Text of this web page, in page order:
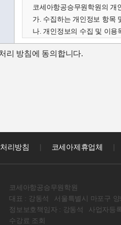
코세아항공승무원학원의 개
가. 수집하는 개인정보 항목
나. 개인정보의 수집 및 이용
다. 수집한 개인정보의 보유
가. 수집하는 개인정보 항목
- 성명, 이메일, 연락처, 출생
- 과정문의에 대한 학과담당
- 신규 서비스(강좌) 개발 및
원칙적으로 개인정보 수집
라. 코세아 정회원 컨텐츠관
원칙적으로 코세아학원 이
리 방침에 동의합니다.
리방침 | 코세아제휴업체 |
코세아항공승무원학원
대표 : 강동석
서울특별시 마포구
정보보호책임자 : 강동석
사업자등
수강료 조회